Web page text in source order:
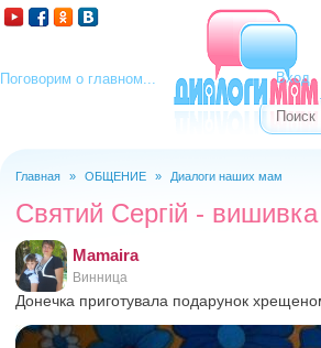
Поговорим о главном... Вход
Поиск
Вы здесь
Главная » ОБЩЕНИЕ » Диалоги наших мам
Святий Сергій -
Mamaira
Винница
Донечка приготувала подарунок